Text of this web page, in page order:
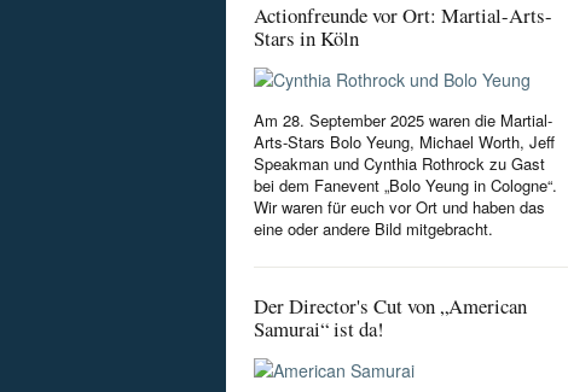
Actionfreunde vor Ort: Martial-Arts-
Stars in Köln
Am 28. September 2025 waren die Martial-
Arts-Stars Bolo Yeung, Michael Worth, Jeff
Speakman und Cynthia Rothrock zu Gast
bei dem Fanevent „Bolo Yeung in Cologne“.
Wir waren für euch vor Ort und haben das
eine oder andere Bild mitgebracht.
Der Director's Cut von „American
Samurai“ ist da!